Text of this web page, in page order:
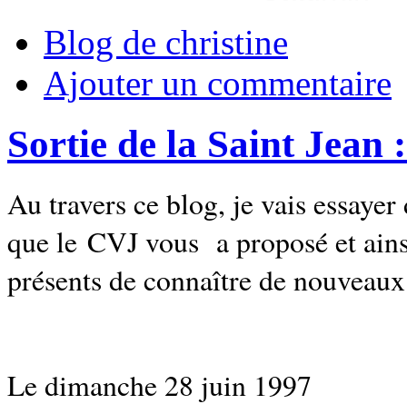
Blog de christine
Ajouter un commentaire
Sortie de la Saint Jean
Au travers ce blog, je vais
que le CVJ vous a proposé et
présents de connaître de
Le dimanche 28 juin 1997